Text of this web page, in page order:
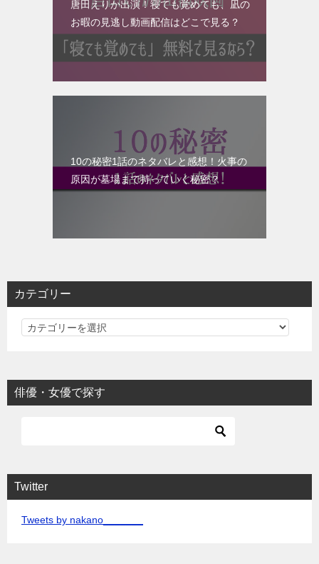
唐田えりか出演！寝ても覚めても、凪の
お暇の見逃し動画配信はどこで見る？
10の秘密1話のネタバレと感想！火事の
原因が墓場まで持っていく秘密？
カテゴリー
カ
リ
ー
俳優・女優で探す
Twitter
Tweets by nakano_______